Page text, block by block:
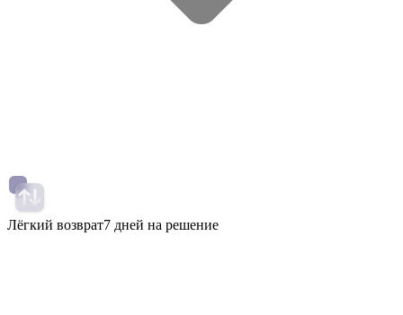
Лёгкий возврат7 дней на решение